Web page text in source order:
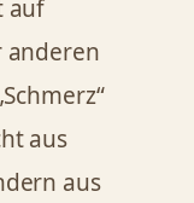
auf
anderen
aus
aus